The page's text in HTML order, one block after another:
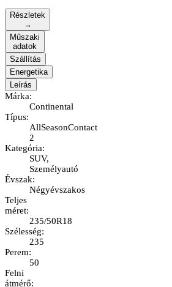
Részletek
→
Műszaki
adatok
Szállítás
Energetika
Leírás
Márka:
Continental
Típus:
AllSeasonContact
2
Kategória:
SUV,
Személyautó
Évszak:
Négyévszakos
Teljes
méret:
235/50R18
Szélesség:
235
Perem:
50
Felni
átmérő: